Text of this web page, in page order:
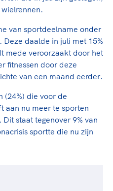
of de
kantine en online?
gedragscode geeft
een belangrijk
rondom gewenst en
van sportdeelname onder
daalde in juli met 15%
mede veroorzaakt door het
fitnessen door deze
van een maand eerder.
(24%) die voor de
aan nu meer te sporten
staat tegenover 9% van
sportte die nu zijn